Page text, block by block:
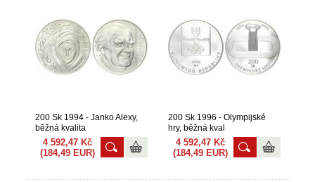
200 Sk 1994 - Janko Alexy,
běžná kvalita
4 592,47 Kč
(184,49 EUR)
200 Sk 1996 - Olympijské
hry, běžná kval
4 592,47 Kč
(184,49 EUR)